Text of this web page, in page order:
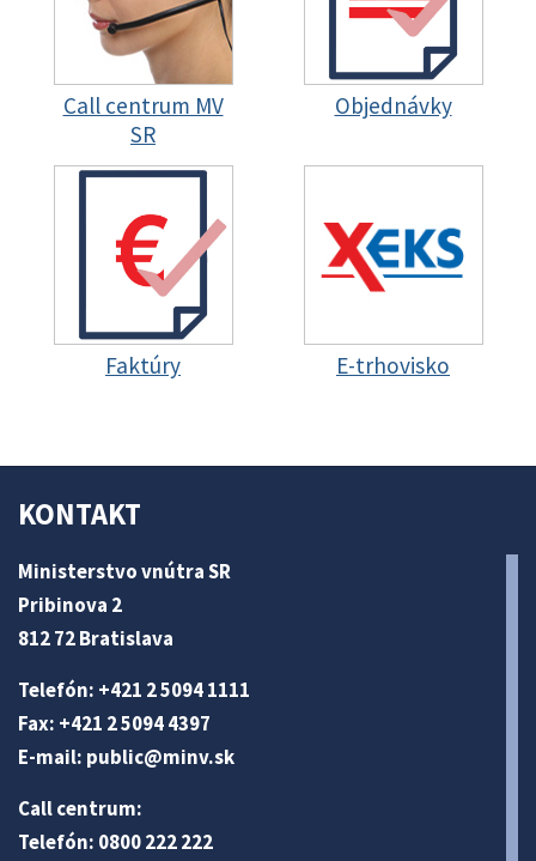
Call centrum MV
SR
Objednávky
Faktúry E-trhovisko
KONTAKT
Ministerstvo vnútra SR
Pribinova 2
812 72 Bratislava
Telefón: +421 2 5094 1111
Fax: +421 2 5094 4397
E-mail: public@minv.sk
Call centrum:
Telefón: 0800 222 222